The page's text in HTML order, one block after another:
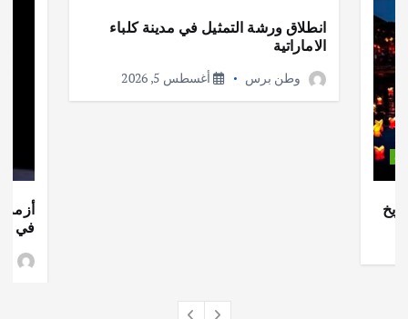
انطلاق ورشة التمثيل في مدينة كلباء
الاماراتية
وطن برس أغسطس 5, 2026
أزمة
في